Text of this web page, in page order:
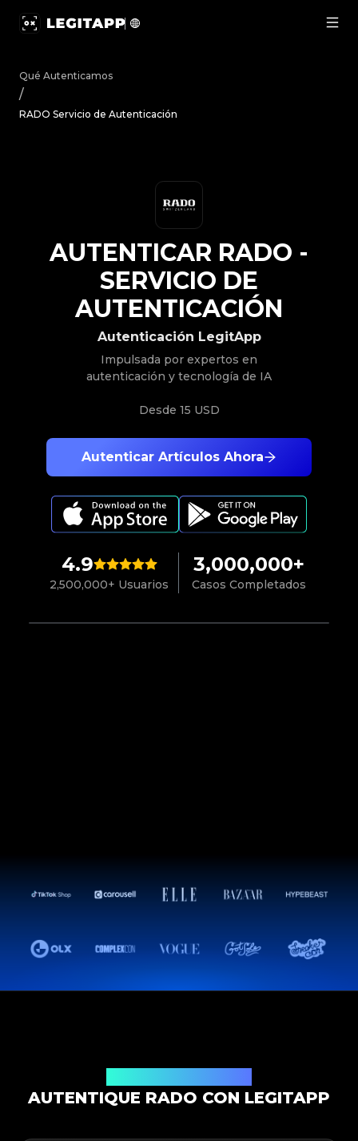
Qué Autenticamos
/
RADO Servicio de Autenticación
4.9
2,500,000+ Usuarios
3,000,000+
Casos Completados
Autenticar Artículos Ahora
Autenticación LegitApp
Impulsada por expertos en
autenticación y tecnología de IA
Desde 15 USD
AUTENTICAR RADO -
SERVICIO DE
AUTENTICACIÓN
AUTENTIQUE RADO CON LEGITAPP